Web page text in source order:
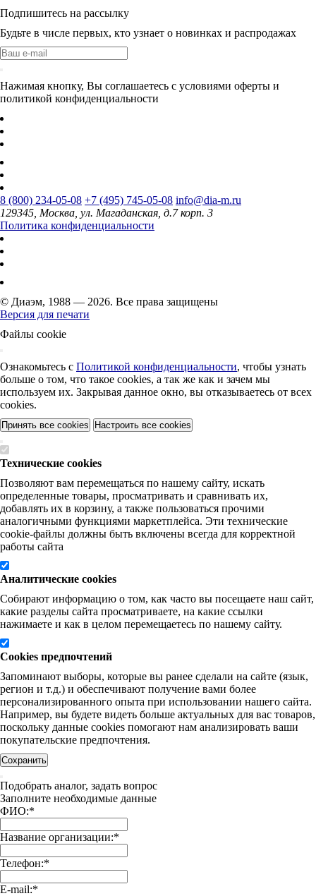
Подпишитесь на рассылку
Будьте в числе первых, кто узнает о новинках и распродажах
Нажимая кнопку, Вы соглашаетесь с условиями оферты и
политикой конфиденциальности
8 (800) 234-05-08 +7 (495) 745-05-08 info@dia-m.ru
129345, Москва, ул. Магаданская, д.7 корп. 3
Политика конфиденциальности
© Диаэм, 1988 — 2026. Все права защищены
Версия для печати
Файлы cookie
Ознакомьтесь с Политикой конфиденциальности, чтобы узнать
больше о том, что такое cookies, а так же как и зачем мы
используем их. Закрывая данное окно, вы отказываетесь от всех
cookies.
Принять все cookies Настроить все cookies
Технические cookies
Позволяют вам перемещаться по нашему сайту, искать
определенные товары, просматривать и сравнивать их,
добавлять их в корзину, а также пользоваться прочими
аналогичными функциями маркетплейса. Эти технические
cookie-файлы должны быть включены всегда для корректной
работы сайта
Аналитические cookies
Собирают информацию о том, как часто вы посещаете наш сайт,
какие разделы сайта просматриваете, на какие ссылки
нажимаете и как в целом перемещаетесь по нашему сайту.
Cookies предпочтений
Запоминают выборы, которые вы ранее сделали на сайте (язык,
регион и т.д.) и обеспечивают получение вами более
персонализированного опыта при использовании нашего сайта.
Например, вы будете видеть больше актуальных для вас товаров,
поскольку данные cookies помогают нам анализировать ваши
покупательские предпочтения.
Сохранить
Подобрать аналог, задать вопрос
Заполните необходимые данные
ФИО:*
Название организации:*
Телефон:*
E-mail:*